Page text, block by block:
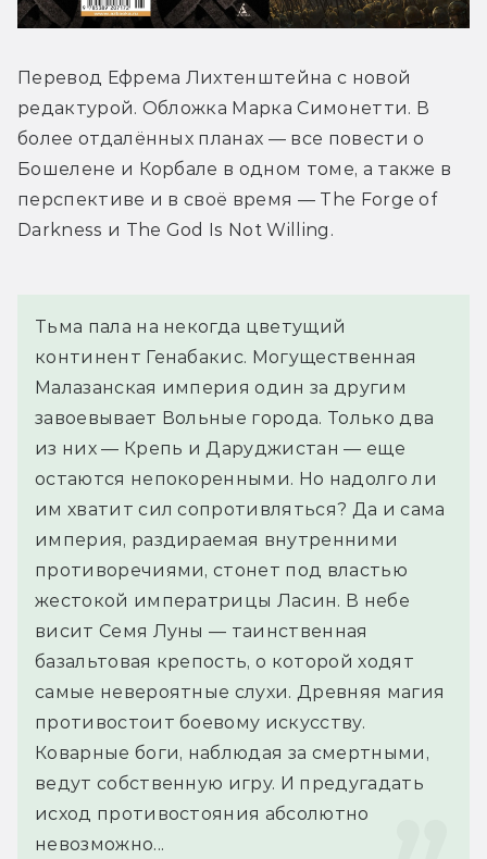
Перевод Ефрема Лихтенштейна с новой
редактурой. Обложка Марка Симонетти. В
более отдалённых планах — все повести о
Бошелене и Корбале в одном томе, а также в
перспективе и в своё время — The Forge of
Darkness и The God Is Not Willing.
Тьма пала на некогда цветущий
континент Генабакис. Могущественная
Малазанская империя один за другим
завоевывает Вольные города. Только два
из них — Крепь и Даруджистан — еще
остаются непокоренными. Но надолго ли
им хватит сил сопротивляться? Да и сама
империя, раздираемая внутренними
противоречиями, стонет под властью
жестокой императрицы Ласин. В небе
висит Семя Луны — таинственная
базальтовая крепость, о которой ходят
самые невероятные слухи. Древняя магия
противостоит боевому искусству.
Коварные боги, наблюдая за смертными,
ведут собственную игру. И предугадать
исход противостояния абсолютно
невозможно...